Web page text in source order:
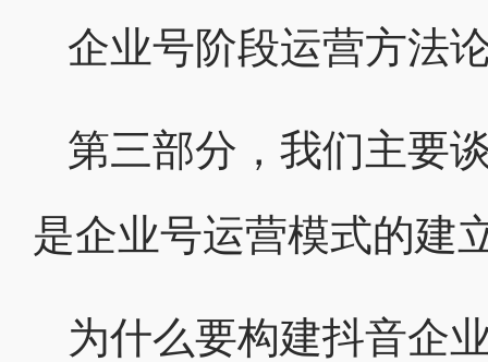
企业号阶段运营方法
第三部分，我们主要
是企业号运营模式的建
为什么要构建抖音企